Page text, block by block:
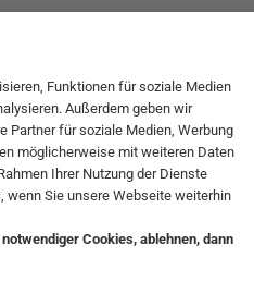
Leuchten
Lampen